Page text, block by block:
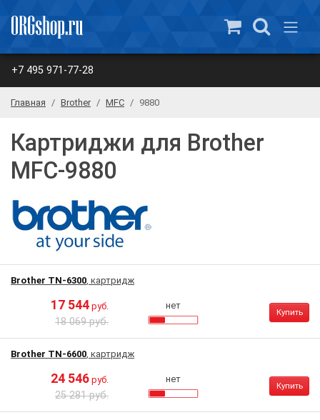
+7 495 971-77-28
Главная Brother MFC 9880
Картриджи для Brother
MFC-9880
Brother TN-6300, картридж
17 544 руб.
18 069 руб.
нет
Купить
Brother TN-6600, картридж
24 546 руб.
25 281 руб.
нет
Купить